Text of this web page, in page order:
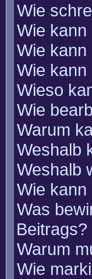
Wie
Wie kann
Wie kann
Wie kann
Wieso
Wie
Warum
Weshalb
Weshalb
Wie kann
Was
Beitrags?
Warum
Wie